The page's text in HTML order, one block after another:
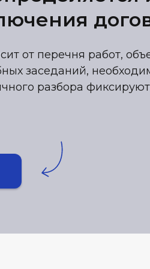
от перечня работ,
заседаний,
разбора